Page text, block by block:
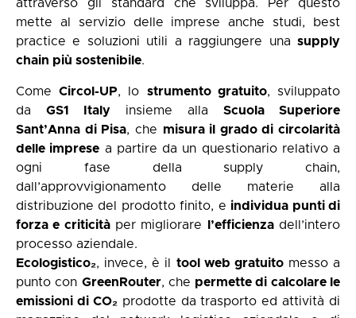
attraverso gli standard che sviluppa. Per questo
mette al servizio delle imprese anche studi, best
practice e soluzioni utili a raggiungere una supply
chain più sostenibile.
ComeCircol-UP, lo strumento gratuito, sviluppato
da GS1 Italy insieme alla Scuola Superiore
Sant’Anna di Pisa, che misura il grado di circolarità
delle imprese a partire da un questionario relativo a
ogni fase della supply chain,
dall’approvvigionamento delle materie alla
distribuzione del prodotto finito, e individua punti di
forza e criticitàper migliorare l’efficienzadell’intero
processo aziendale.
Ecologistico₂, invece, è il tool web gratuitomesso a
punto con GreenRouter, che permette di calcolare le
emissioni di CO₂prodotte da trasporto ed attività di